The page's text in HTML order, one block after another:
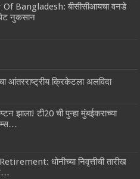
Bangladesh: बीसीसीआयचा वनडे
थेट नुकसान
क्रिकेटला अलविदा
झाला! टी20 ची पुन्हा मुंबईकराच्या
धोनीच्या निवृत्तीची तारीख